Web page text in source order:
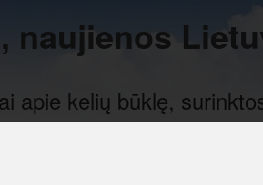
naujienos
apie kelių būklę,